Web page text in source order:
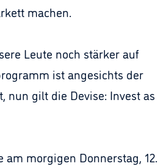
machen.
Leute noch stärker auf
ist angesichts der
gilt die Devise: Invest as
morgigen Donnerstag, 12.